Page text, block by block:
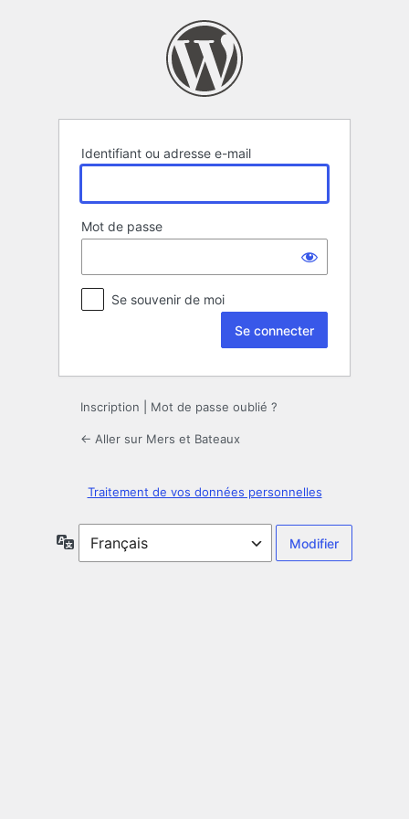
Identifiant ou adresse e-mail
Mot de passe
Se souvenir de moi
Inscription Mot de passe oublié ?
← Aller sur Mers et Bateaux
Traitement de vos données personnelles
Langue